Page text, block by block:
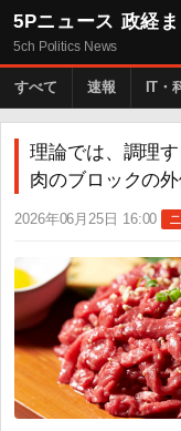
5Pニュース 政経
5ch Politics News
すべて 速報 IT・
理論では、調理
肉のブロックの
2026年06月25日 16:00